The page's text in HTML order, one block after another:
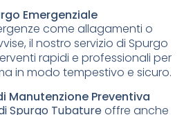
Emergenziale
come allagamenti o
il nostro servizio di Spurgo
rapidi e professionali per
in modo tempestivo e sicuro.
Manutenzione Preventiva
Spurgo Tubatureoffre anche